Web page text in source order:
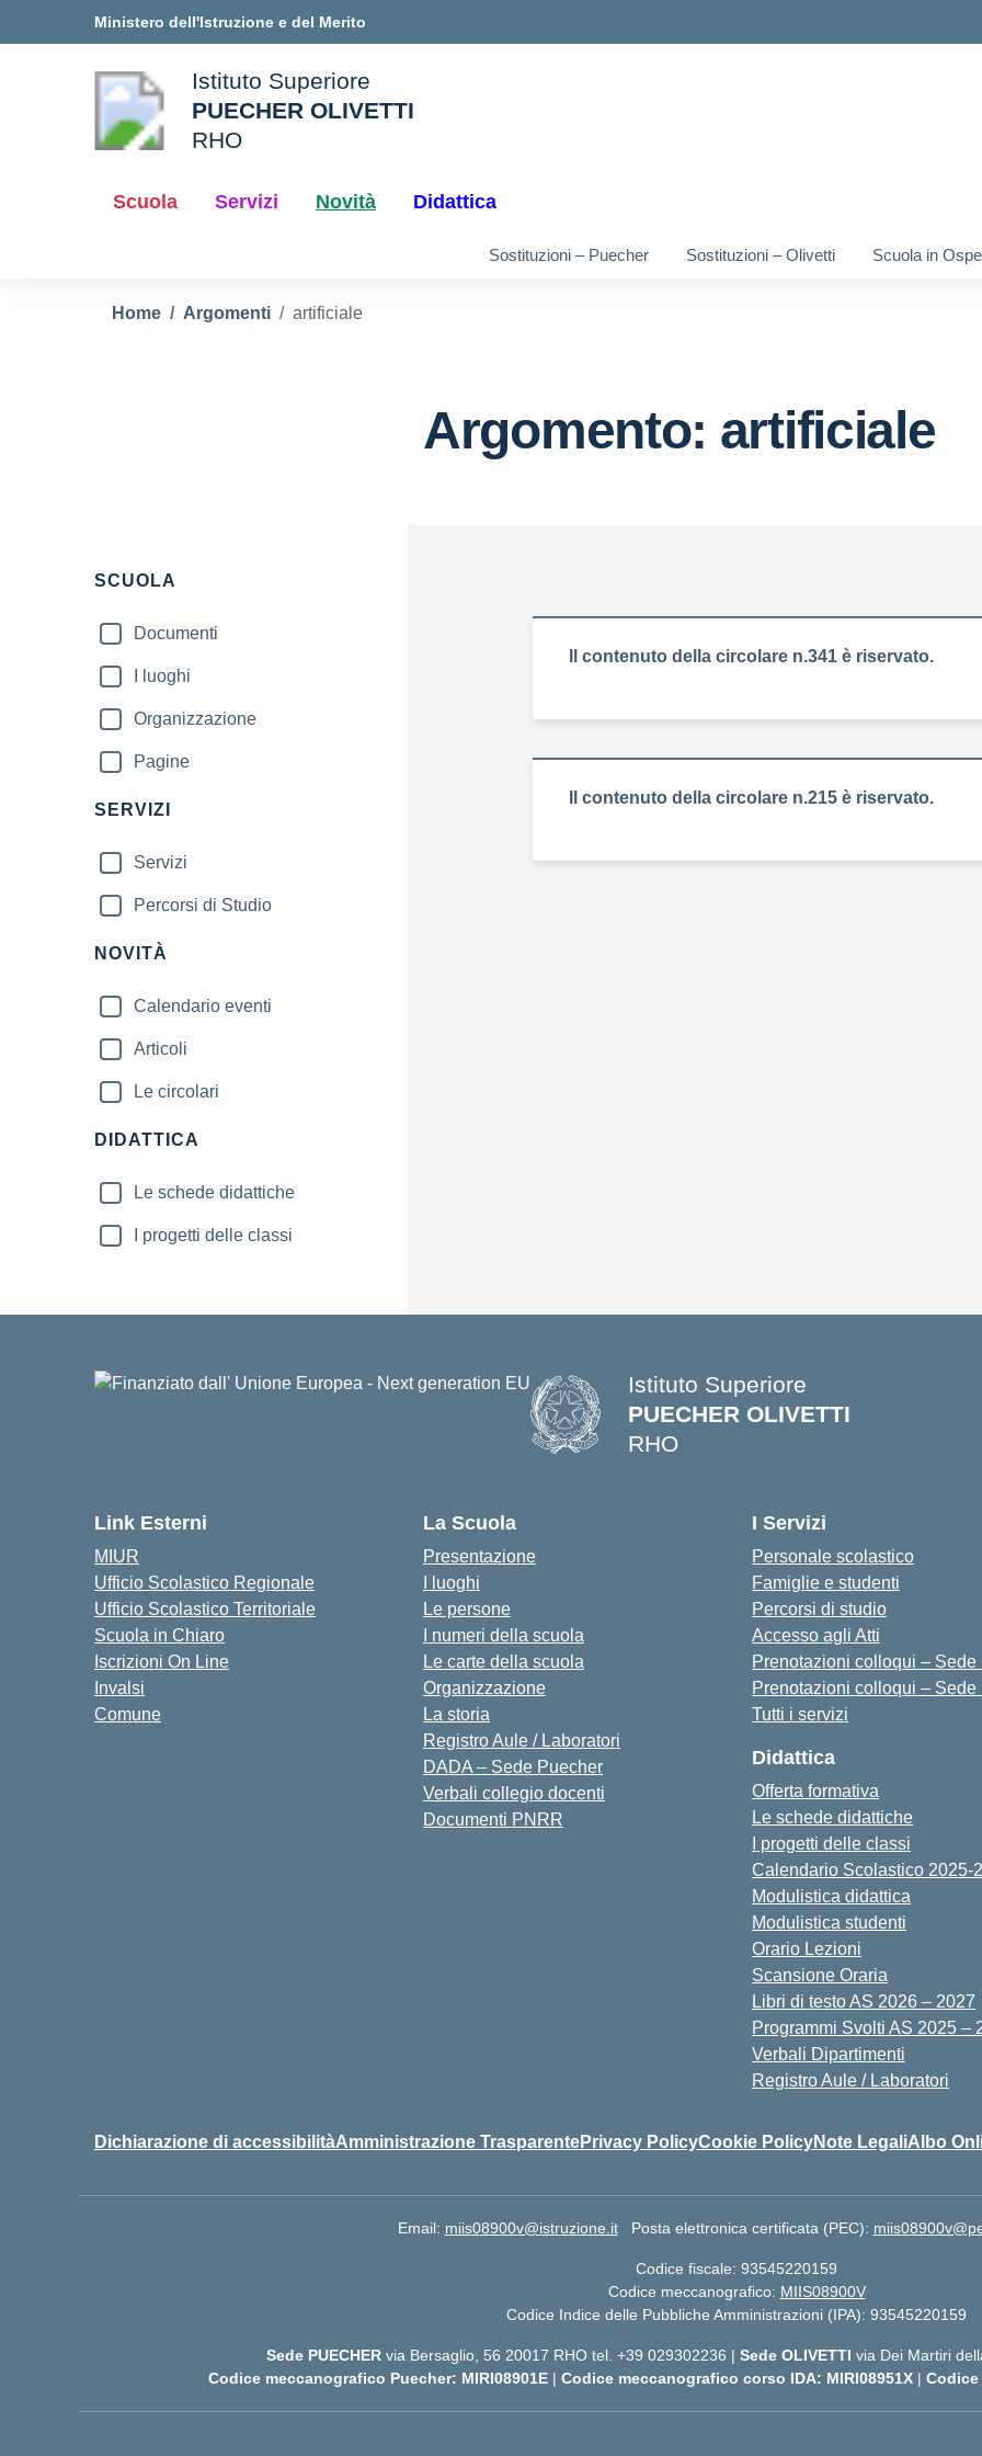
Ministero dell'Istruzione e del Merito
della scuola
Istituto Superiore
PUECHER OLIVETTI
RHO
Scuola Servizi Novità Didattica
Sostituzioni – Puecher Sostituzioni – Olivetti Scuola in
Home Argomenti artificiale
Argomento: artificiale
Filtri
SCUOLA
Documenti
I luoghi
Organizzazione
Pagine
SERVIZI
Servizi
Percorsi di Studio
NOVITÀ
Calendario eventi
Articoli
Le circolari
DIDATTICA
Le schede didattiche
I progetti delle classi
Il contenuto della circolare n.341 è riservato.
Il contenuto della circolare n.215 è riservato.
Istituto Superiore
PUECHER OLIVETTI
RHO
Link Esterni
MIUR
Ufficio Scolastico Regionale
Ufficio Scolastico Territoriale
Scuola in Chiaro
Iscrizioni On Line
Invalsi
Comune
La Scuola
Presentazione
I luoghi
Le persone
I numeri della scuola
Le carte della scuola
Organizzazione
La storia
Registro Aule / Laboratori
DADA – Sede Puecher
Verbali collegio docenti
Documenti PNRR
I Servizi
Personale scolastico
Famiglie e studenti
Percorsi di studio
Accesso agli Atti
Prenotazioni colloqui – Sede
Prenotazioni colloqui – Sede
Tutti i servizi
Didattica
Offerta formativa
Le schede didattiche
I progetti delle classi
Calendario Scolastico 2025-
Modulistica didattica
Modulistica studenti
Orario Lezioni
Scansione Oraria
Libri di testo AS 2026 – 2027
Programmi Svolti AS 2025 –
Verbali Dipartimenti
Registro Aule / Laboratori
Dichiarazione di accessibilitàAmministrazione TrasparentePrivacy PolicyCookie PolicyNote LegaliAlbo
Email: miis08900v@istruzione.it Posta elettronica certificata (PEC):
Codice fiscale: 93545220159
Codice meccanografico: MIIS08900V
Codice Indice delle Pubbliche Amministrazioni (IPA): 93545220159
Sede PUECHER via Bersaglio, 56 20017 RHO tel. +39 029302236 | Sede OLIVETTI via Dei Martiri
Codice meccanografico Puecher: MIRI08901E | Codice meccanografico corso IDA: MIRI08951X | Codice